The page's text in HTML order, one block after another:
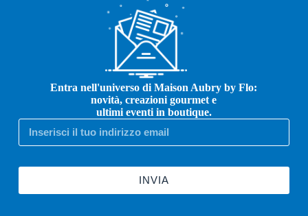
Entra nell'universo di Maison Aubry by Flo:
novità, creazioni gourmet e
ultimi eventi in boutique.
INVIA